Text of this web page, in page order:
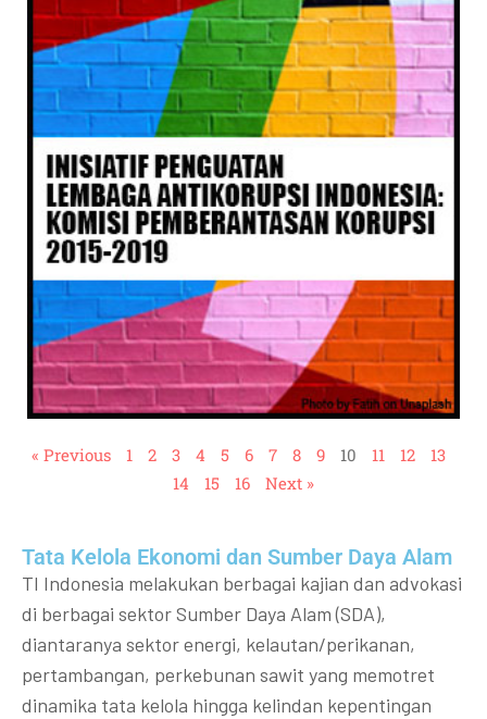
« Previous 1 2 3 4 5 6 7 8 9 10 11 12
13
14
15 16 Next »
Tata Kelola Ekonomi dan Sumber Daya Alam
TI Indonesia melakukan berbagai kajian dan advokasi
di berbagai sektor Sumber Daya Alam (SDA),
diantaranya sektor energi, kelautan/perikanan,
pertambangan, perkebunan sawit yang memotret
dinamika tata kelola hingga kelindan kepentingan